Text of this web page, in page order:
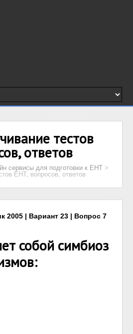
тестов
ответов
сервисы для подготовки к ЕНТ >
ЕНТ, вопросов, ответов
2005 | Вариант 23 | Вопрос 7
собой симбиоз